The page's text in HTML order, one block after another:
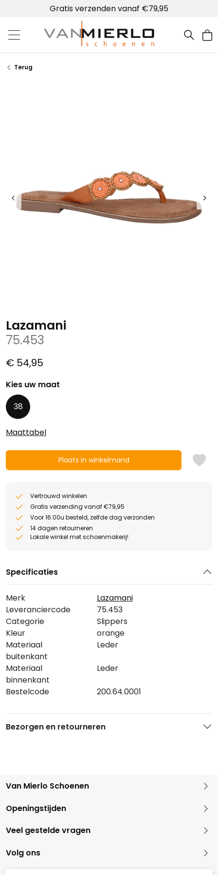
Gratis verzenden vanaf €79,95
Home | Van Mierlo schoenen
Terug
Lazamani
75.453
€ 54,95
Kies uw maat
38
Maattabel
Plaats in winkelmand
Vertrouwd winkelen
Gratis verzending vanaf €79,95
Voor 16.00u besteld, zelfde dag verzonden
14 dagen retourneren
Lokale winkel met schoenmakerij!
Specificaties
Merk
Lazamani
Leveranciercode
75.453
Categorie
Slippers
Kleur
orange
Materiaal
buitenkant
Leder
Materiaal
binnenkant
Leder
Bestelcode 200.64.0001
Bezorgen en retourneren
Van Mierlo Schoenen
Openingstijden
Veel gestelde vragen
Volg ons